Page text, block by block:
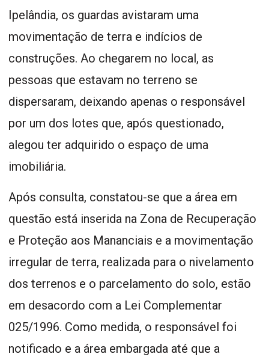
Ipelândia, os guardas avistaram uma
movimentação de terra e indícios de
construções. Ao chegarem no local, as
pessoas que estavam no terreno se
dispersaram, deixando apenas o responsável
por um dos lotes que, após questionado,
alegou ter adquirido o espaço de uma
imobiliária.
Após consulta, constatou-se que a área em
questão está inserida na Zona de Recuperação
e Proteção aos Mananciais e a movimentação
irregular de terra, realizada para o nivelamento
dos terrenos e o parcelamento do solo, estão
em desacordo com a Lei Complementar
025/1996. Como medida, o responsável foi
notificado e a área embargada até que a